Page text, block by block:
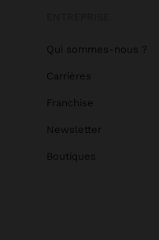
Qui sommes-nous ?
Carrières
Franchise
Newsletter
Boutiques